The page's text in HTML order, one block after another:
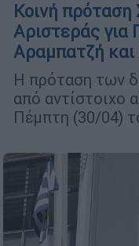
Κοινή
Αριστεράς για
Αραμπατζή και
Η πρόταση των
από αντίστοιχο
Πέμπτη (30/04)